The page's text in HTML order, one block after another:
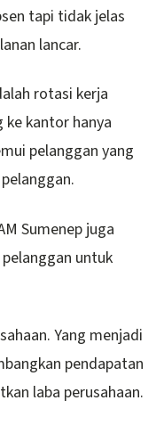
tapi tidak jelas
lancar.
rotasi kerja
ke kantor hanya
pelanggan yang
Sumenep juga
untuk
Yang menjadi
pendapatan
laba perusahaan.